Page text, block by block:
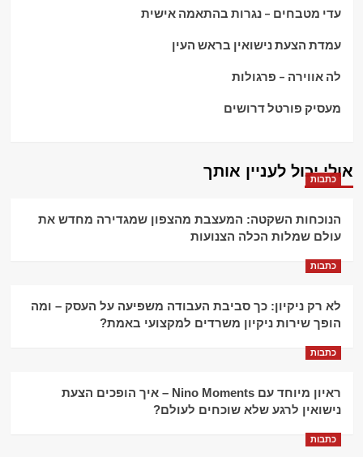
עדי מטבחים – נגרות בהתאמה אישית
עמדת הצעת נישואין בראש העין
לה אווירה – פרגולות
מעסיק פורטל דרושים
אולי יכול לעניין אותך
כתבות
הנוכחות השקטה: המעצבת מהצפון שמגדירה מחדש את
עולם שמלות הכלה הצנועות
כתבות
לא רק ניקיון: כך סביבת העבודה משפיעה על העסק – ומה
הופך שירות ניקיון משרדים למקצועי באמת?
כתבות
ראיון מיוחד עם Nino Moments – איך הופכים הצעת
נישואין לרגע שלא שוכחים לעולם?
כתבות